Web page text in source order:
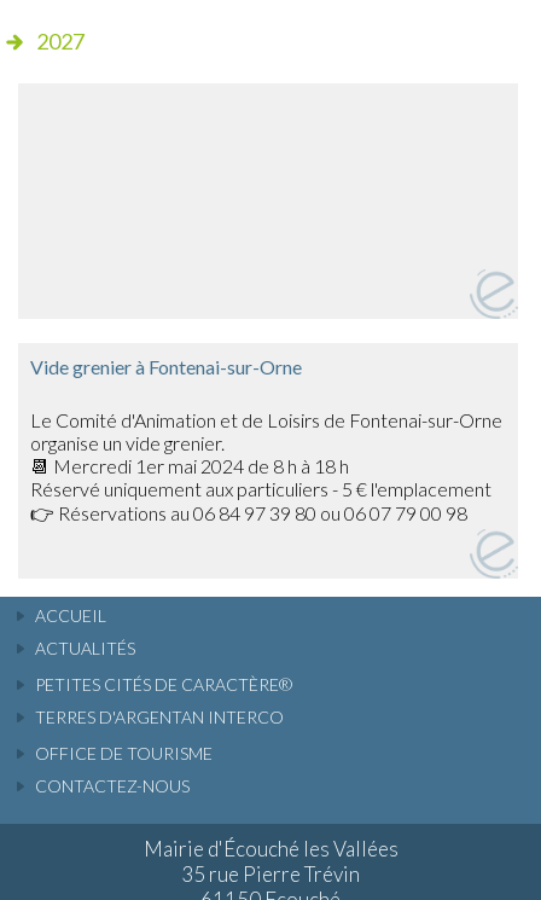
🎥 Cette année, découvrez Les Bad Guys, un film
2027
Vide grenier à Fontenai-sur-Orne
Le Comité d'Animation et de Loisirs de Fontenai-sur-Orne
organise un vide grenier.
📆 Mercredi 1er mai 2024 de 8 h à 18 h
Réservé uniquement aux particuliers - 5 € l'emplacement
👉 Réservations au 06 84 97 39 80 ou 06 07 79 00 98
ACCUEIL
ACTUALITÉS
PETITES CITÉS DE CARACTÈRE®
TERRES D'ARGENTAN INTERCO
OFFICE DE TOURISME
CONTACTEZ-NOUS
Mairie d'Écouché les Vallées
35 rue Pierre Trévin